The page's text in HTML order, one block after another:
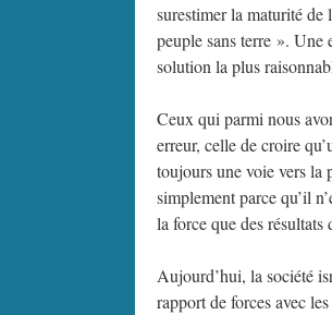
surestimer la maturité de
peuple sans terre ». Une
solution la plus
Ceux qui parmi nous
erreur, celle de croire
toujours une voie vers la
simplement parce qu’il
la force que des résultats
Aujourd’hui, la société
rapport de forces avec